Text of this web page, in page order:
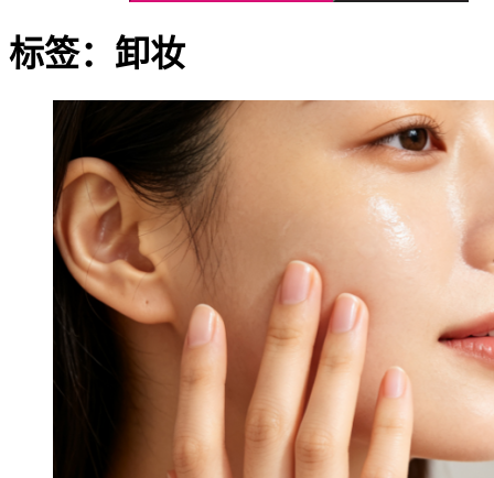
标签：卸妆